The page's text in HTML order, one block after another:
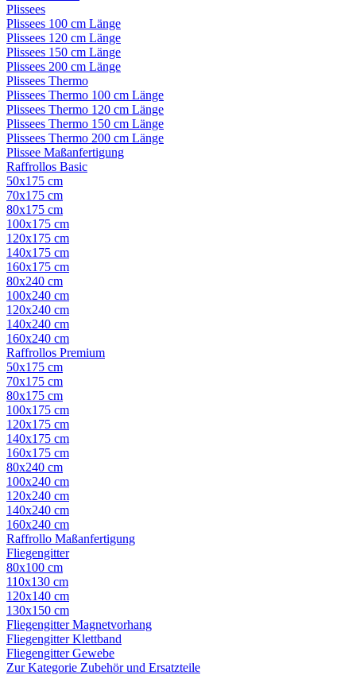
Plissees
Plissees 100 cm Länge
Plissees 120 cm Länge
Plissees 150 cm Länge
Plissees 200 cm Länge
Plissees Thermo
Plissees Thermo 100 cm Länge
Plissees Thermo 120 cm Länge
Plissees Thermo 150 cm Länge
Plissees Thermo 200 cm Länge
Plissee Maßanfertigung
Raffrollos Basic
50x175 cm
70x175 cm
80x175 cm
100x175 cm
120x175 cm
140x175 cm
160x175 cm
80x240 cm
100x240 cm
120x240 cm
140x240 cm
160x240 cm
Raffrollos Premium
50x175 cm
70x175 cm
80x175 cm
100x175 cm
120x175 cm
140x175 cm
160x175 cm
80x240 cm
100x240 cm
120x240 cm
140x240 cm
160x240 cm
Raffrollo Maßanfertigung
Fliegengitter
80x100 cm
110x130 cm
120x140 cm
130x150 cm
Fliegengitter Magnetvorhang
Fliegengitter Klettband
Fliegengitter Gewebe
Zur Kategorie Zubehör und Ersatzteile